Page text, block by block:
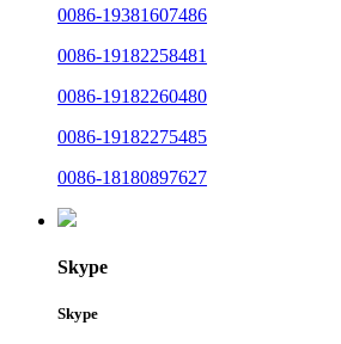
0086-19381607486
0086-19182258481
0086-19182260480
0086-19182275485
0086-18180897627
Skype
Skype